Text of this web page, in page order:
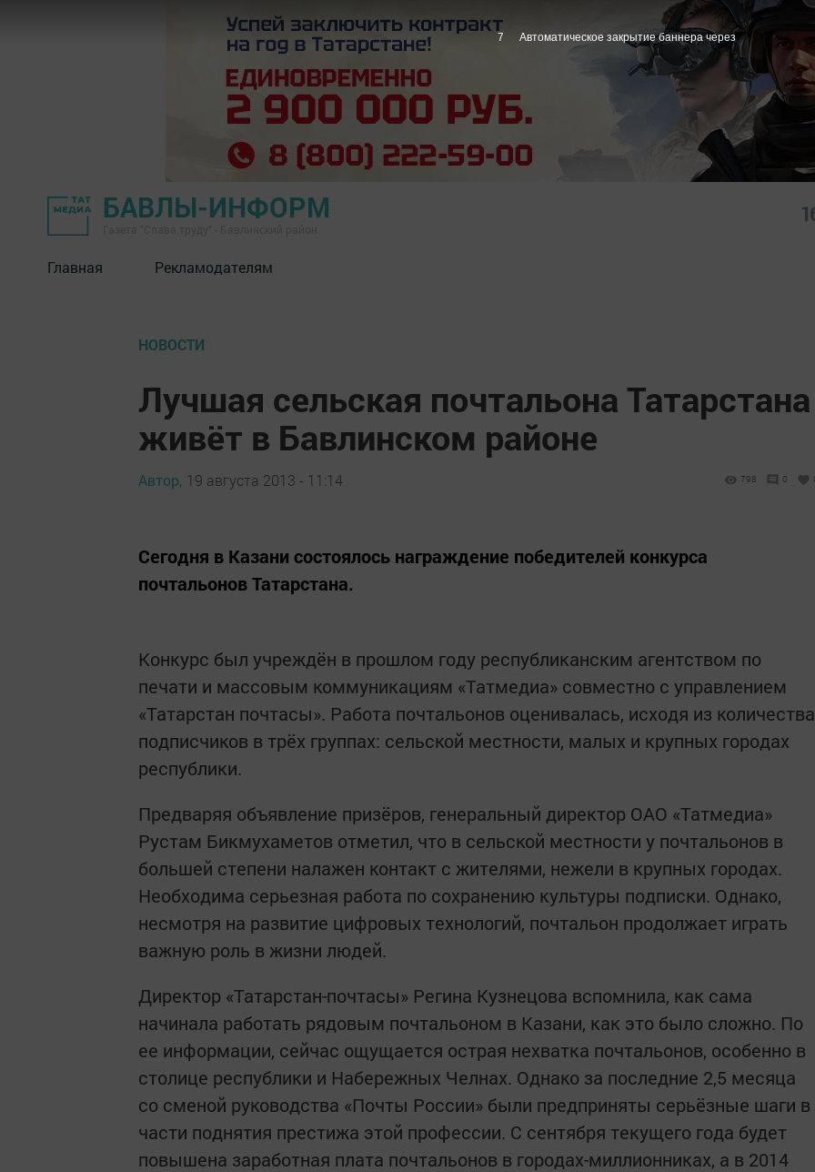
БАВЛЫ-ИНФОРМ
Главная Рекламодателям
НОВОСТИ
Лучшая сельская почтальона Татарстана
живёт в Бавлинском районе
Автор, 19 августа 2013 - 11:14 798 0
Сегодня в Казани состоялось награждение победителей конкурса
почтальонов Татарстана.
Конкурс был учреждён в прошлом году республиканским агентством по
печати и массовым коммуникациям «Татмедиа» совместно с управлением
«Татарстан почтасы». Работа почтальонов оценивалась, исходя из количества
подписчиков в трёх группах: сельской местности, малых и крупных городах
республики.
Предваряя объявление призёров, генеральный директор ОАО «Татмедиа»
Рустам Бикмухаметов отметил, что в сельской местности у почтальонов в
большей степени налажен контакт с жителями, нежели в крупных городах.
Необходима серьезная работа по сохранению культуры подписки. Однако,
несмотря на развитие цифровых технологий, почтальон продолжает играть
важную роль в жизни людей.
Директор «Татарстан-почтасы» Регина Кузнецова вспомнила, как сама
начинала работать рядовым почтальоном в Казани, как это было сложно. По
ее информации, сейчас ощущается острая нехватка почтальонов, особенно в
столице республики и Набережных Челнах. Однако за последние 2,5 месяца
со сменой руководства «Почты России» были предприняты серьёзные шаги в
части поднятия престижа этой профессии. С сентября текущего года будет
повышена заработная плата почтальонов в городах-миллионниках, а в 2014
6 Автоматическое закрытие баннера через